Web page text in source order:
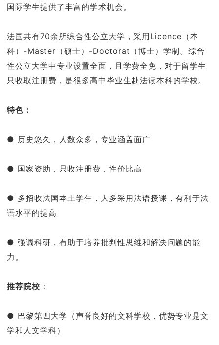
国际学生提供了丰富的学术机会。
法国共有70余所综合性公立大学，采用Licence（本
科）-Master（硕士）-Doctorat（博士）学制。综合
性公立大学中专业设置全面，且学费全免，对于留学生
只收取注册费，是很多高中毕业生赴法读本科的学校。
特色：
● 历史悠久，人数众多，专业涵盖面广
● 国家资助，只收注册费，性价比高
● 多招收法国本土学生，大多采用法语授课，有利于法
语水平的提高
● 强调科研，有助于培养批判性思维和解决问题的能
力。
推荐院校：
● 巴黎第四大学（声誉良好的文科学校，优势专业是文
学和人文学科）